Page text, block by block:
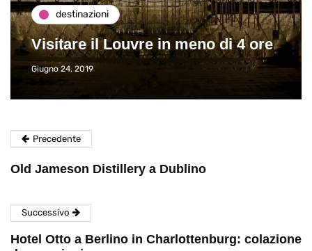
destinazioni
Visitare il Louvre in meno di 4 ore
Giugno 24, 2019
Precedente
Old Jameson Distillery a Dublino
Successivo
Hotel Otto a Berlino in Charlottenburg: colazione